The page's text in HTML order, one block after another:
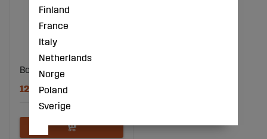
Bolt - 013332R
12 DKK
Finland
France
Italy
Netherlands
Norge
Poland
Sverige